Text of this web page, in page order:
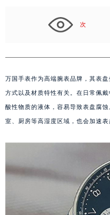
次
万国手表作为高端腕表品牌，其表
方式以及材质特性有关。在日常佩
酸性物质的液体，容易导致表盘腐
室、厨房等高湿度区域，也会加速表